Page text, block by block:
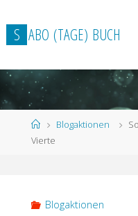
Inhalt
springen
S ABO (TAGE) BUCH
StartBlogaktionen
Vierte
Blogaktionen